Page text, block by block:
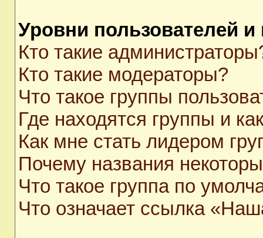
Уровни пользователей и
Кто такие
Кто такие модераторы?
Что такое группы
Где находятся группы и
Как мне стать лидером
Почему названия
Что такое группа по
Что означает ссылка